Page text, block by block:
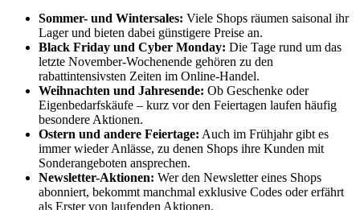
Sommer- und Wintersales: Viele Shops räumen saisonal ihr
Lager und bieten dabei günstigere Preise an.
Black Friday und Cyber Monday: Die Tage rund um das
letzte November-Wochenende gehören zu den
rabattintensivsten Zeiten im Online-Handel.
Weihnachten und Jahresende: Ob Geschenke oder
Eigenbedarfskäufe – kurz vor den Feiertagen laufen häufig
besondere Aktionen.
Ostern und andere Feiertage: Auch im Frühjahr gibt es
immer wieder Anlässe, zu denen Shops ihre Kunden mit
Sonderangeboten ansprechen.
Newsletter-Aktionen: Wer den Newsletter eines Shops
abonniert, bekommt manchmal exklusive Codes oder erfährt
als Erster von laufenden Aktionen.